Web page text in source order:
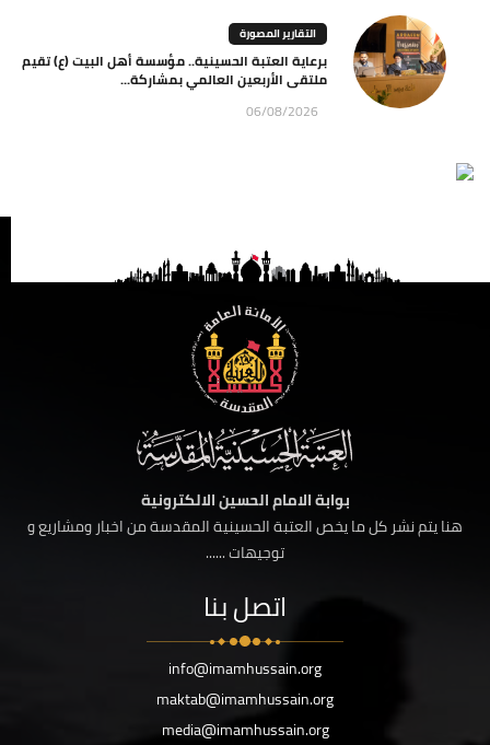
التقارير المصورة
برعاية العتبة الحسينية.. مؤسسة أهل البيت (ع) تقيم
ملتقى الأربعين العالمي بمشاركة...
06/08/2026
بوابة الامام الحسين الالكترونية
هنا يتم نشر كل ما يخص العتبة الحسينية المقدسة من اخبار ومشاريع و
توجيهات ......
اتصل بنا
info@imamhussain.org
maktab@imamhussain.org
media@imamhussain.org